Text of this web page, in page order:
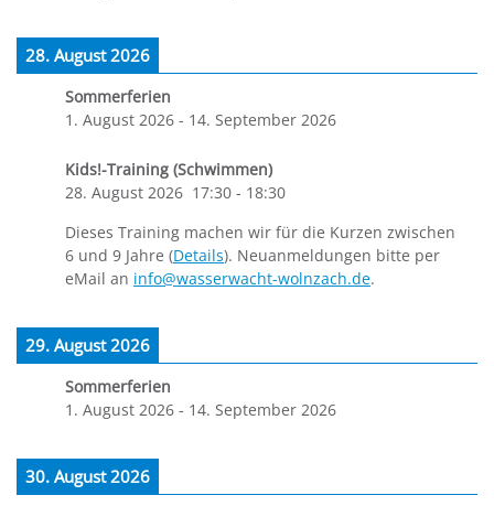
28. August 2026
Sommerferien
1. August 2026 - 14. September 2026
Kids!-Training (Schwimmen)
28. August 2026 17:30 - 18:30
Dieses Training machen wir für die Kurzen zwischen
6 und 9 Jahre (Details). Neuanmeldungen bitte per
eMail an info@wasserwacht-wolnzach.de.
29. August 2026
Sommerferien
1. August 2026 - 14. September 2026
30. August 2026